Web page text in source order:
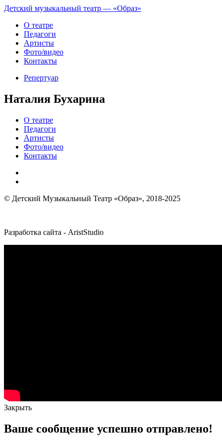
Детский музыкальный театр — «Образ»
О театре
Педагоги
Артисты
Фото/видео
Контакты
Репертуар
Наталия Бухарина
О театре
Педагоги
Артисты
Фото/видео
Контакты
© Детский Музыкальный Театр «Образ», 2018-2025
Разработка сайта - AristStudio
Закрыть
Ваше сообщение успешно отправлено!